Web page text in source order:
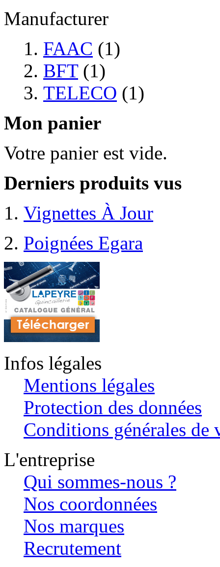
Manufacturer
FAAC (1)
BFT(1)
TELECO (1)
Mon panier
Votre panier est vide.
Derniers produits vus
Vignettes À Jour
Poignées Egara
Infos légales
Mentions légales
Protection des données
Conditions générales de
L'entreprise
Qui sommes-nous ?
Nos coordonnées
Nos marques
Recrutement